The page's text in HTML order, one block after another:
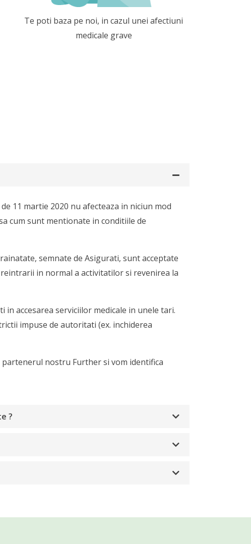
Te poti baza pe noi, in cazul unei afectiuni
medicale grave
11 martie 2020 nu afecteaza in niciun mod
cum sunt mentionate in conditiile de
semnate de Asigurati, sunt acceptate
in normal a activitatilor si revenirea la
accesarea serviciilor medicale in unele tari.
impuse de autoritati (ex. inchiderea
nostru Further si vom identifica
?